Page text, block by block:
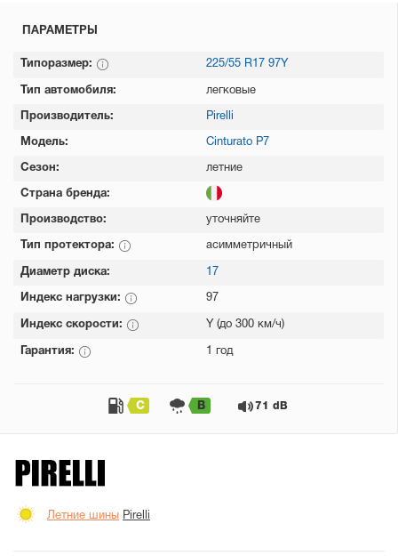
ПАРАМЕТРЫ
Типоразмер: 225/55 R17 97Y
Тип автомобиля: легковые
Производитель: Pirelli
Модель: Cinturato P7
Сезон: летние
Страна бренда:
Производство: уточняйте
Тип протектора: асимметричный
Диаметр диска: 17
Индекс нагрузки: 97
Индекс скорости: Y (до 300 км/ч)
Гарантия: 1 год
C B 71 dB
Летние шины Pirelli